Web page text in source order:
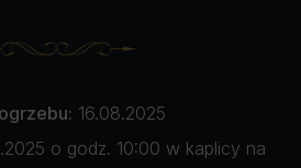
16.08.2025
o godz. 10:00 w kaplicy na